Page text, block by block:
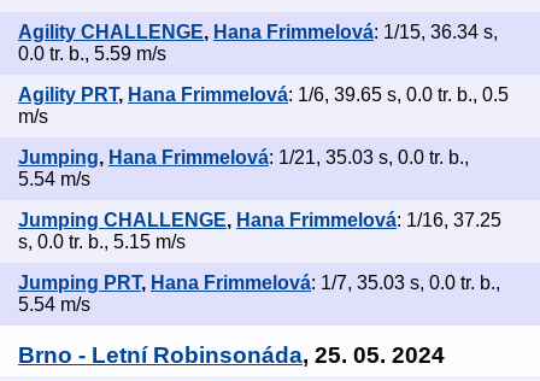
Agility CHALLENGE, Hana Frimmelová: 1/15, 36.34 s,
0.0 tr. b., 5.59 m/s
Agility PRT, Hana Frimmelová: 1/6, 39.65 s, 0.0 tr. b., 0.5
m/s
Jumping, Hana Frimmelová: 1/21, 35.03 s, 0.0 tr. b.,
5.54 m/s
Jumping CHALLENGE, Hana Frimmelová: 1/16, 37.25
s, 0.0 tr. b., 5.15 m/s
Jumping PRT, Hana Frimmelová: 1/7, 35.03 s, 0.0 tr. b.,
5.54 m/s
Brno - Letní Robinsonáda, 25. 05. 2024